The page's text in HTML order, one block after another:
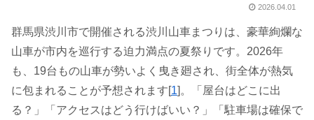
2026.04.01
群馬県渋川市で開催される渋川山車まつりは、豪華絢爛な
山車が市内を巡行する迫力満点の夏祭りです。2026年
も、19台もの山車が勢いよく曳き廻され、街全体が熱気
に包まれることが予想されます[1]。「屋台はどこに出
る？」「アクセスはどう行けばいい？」「駐車場は確保で